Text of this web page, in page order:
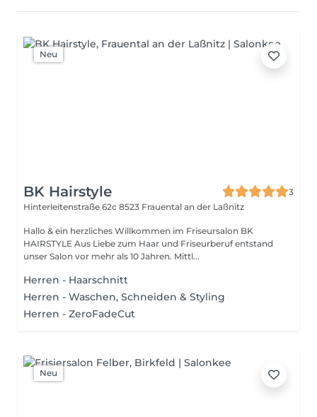
Neu
BK Hairstyle
3
Hinterleitenstraße 62c 8523 Frauental an der Laßnitz
Hallo & ein herzliches Willkommen im Friseursalon BK
HAIRSTYLE Aus Liebe zum Haar und Friseurberuf entstand
unser Salon vor mehr als 10 Jahren. Mittl...
Herren - Haarschnitt
Herren - Waschen, Schneiden & Styling
Herren - ZeroFadeCut
Neu